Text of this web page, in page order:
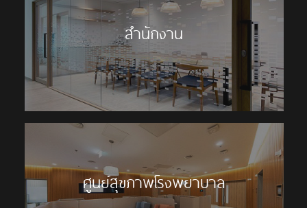
สำนักงาน
ศูนย์สุขภาพโรงพยาบาล